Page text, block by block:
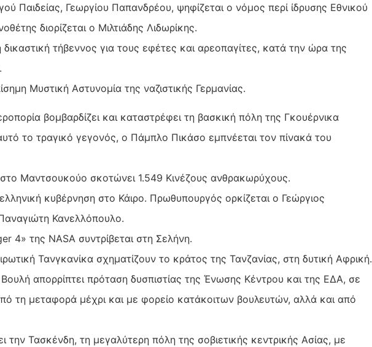
Παιδείας, Γεωργίου Παπανδρέου, ψηφίζεται ο νόμος περί ίδρυσης Εθνικού
διορίζεται ο Μιλτιάδης Λιδωρίκης.
τήβεννος για τους εφέτες και αρεοπαγίτες, κατά την ώρα της
Μυστική Αστυνομία της ναζιστικής Γερμανίας.
βομβαρδίζει και καταστρέφει τη βασκική πόλη της Γκουέρνικα
το τραγικό γεγονός, ο Πάμπλο Πικάσο εμπνέεται τον πίνακά του
Μαντσουκούο σκοτώνει 1.549 Κινέζους ανθρακωρύχους.
κυβέρνηση στο Κάιρο. Πρωθυπουργός ορκίζεται ο Γεώργιος
Κανελλόπουλο.
4» της NASA συντρίβεται στη Σελήνη.
Τανγκανίκα σχηματίζουν το κράτος της Τανζανίας, στη δυτική Αφρική.
απορρίπτει πρόταση δυσπιστίας της Ένωσης Κέντρου και της ΕΔΑ, σε
τη μεταφορά μέχρι και με φορείο κατάκοιτων βουλευτών, αλλά και από
την Τασκένδη, τη μεγαλύτερη πόλη της σοβιετικής κεντρικής Ασίας, με